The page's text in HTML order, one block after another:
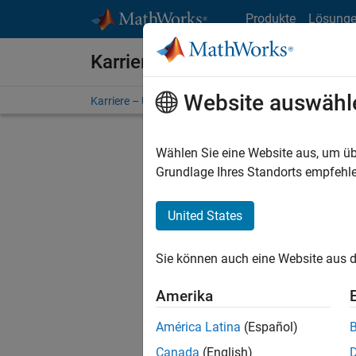
Produkte
Karriere bei MathWorks
Karriere – Übersicht Stellensuche
Stellen
Es
Region
Website
Wählen Sie eine Website aus, um
Grundlage Ihres Standorts
United States
Sie können auch eine Website aus
Amerika
América Latina (Español)
Canada (English)